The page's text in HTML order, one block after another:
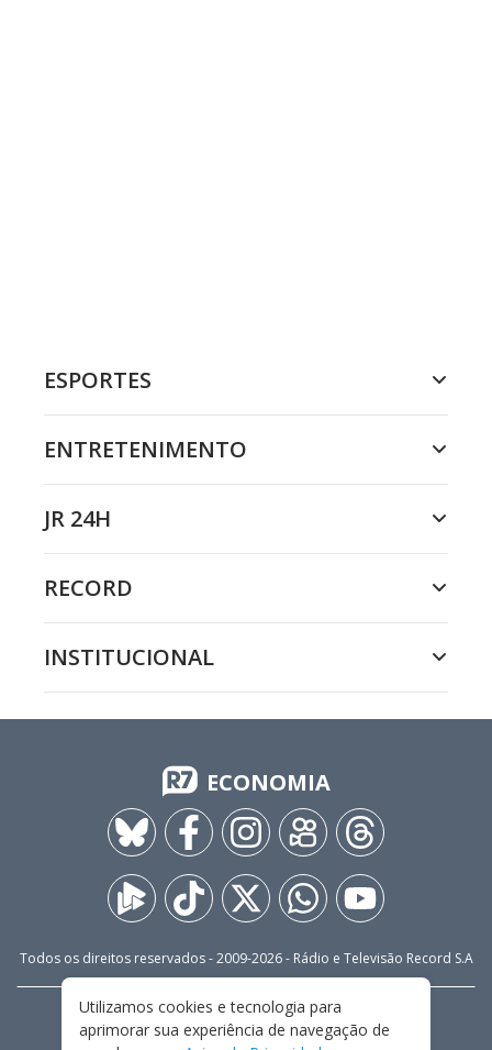
ESPORTES
ENTRETENIMENTO
JR 24H
RECORD
INSTITUCIONAL
ECONOMIA
Todos os direitos reservados - 2009-2026- Rádio e Televisão Record S.A
FALE CONOSCO
PRIVACIDADE
TERMOS E CONDIÇÕES DE USO
Utilizamos cookies e tecnologia para
aprimorar sua experiência de navegação de